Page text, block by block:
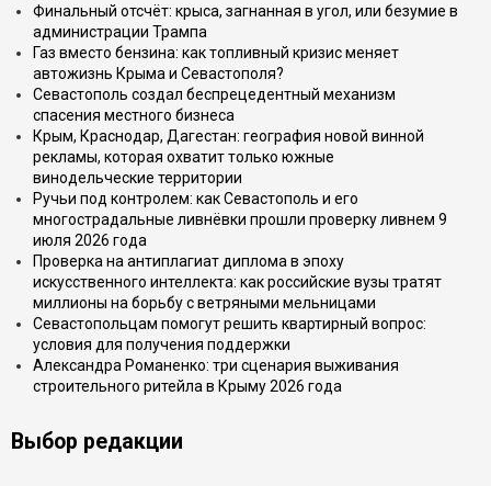
Финальный отсчёт: крыса, загнанная в угол, или безумие в
администрации Трампа
Газ вместо бензина: как топливный кризис меняет
автожизнь Крыма и Севастополя?
Севастополь создал беспрецедентный механизм
спасения местного бизнеса
Крым, Краснодар, Дагестан: география новой винной
рекламы, которая охватит только южные
винодельческие территории
Ручьи под контролем: как Севастополь и его
многострадальные ливнёвки прошли проверку ливнем 9
июля 2026 года
Проверка на антиплагиат диплома в эпоху
искусственного интеллекта: как российские вузы тратят
миллионы на борьбу с ветряными мельницами
Севастопольцам помогут решить квартирный вопрос:
условия для получения поддержки
Александра Романенко: три сценария выживания
строительного ритейла в Крыму 2026 года
Выбор редакции